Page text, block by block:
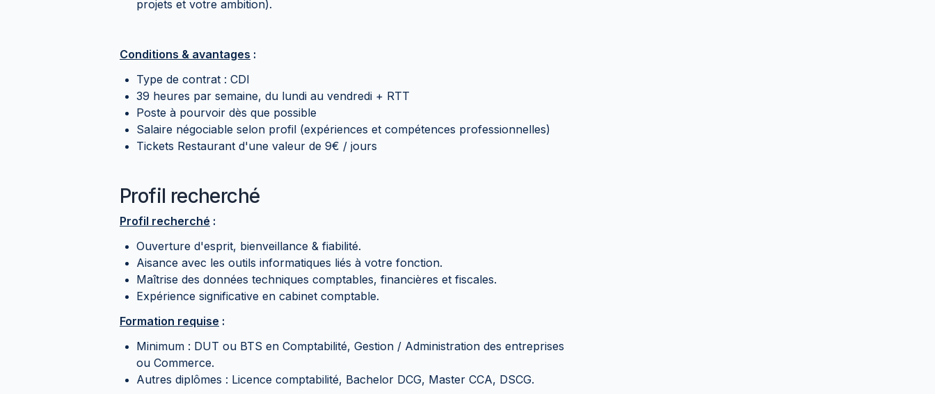
projets et votre ambition).
Conditions & avantages :
Type de contrat : CDI
39 heures par semaine, du lundi au vendredi + RTT
Poste à pourvoir dès que possible
Salaire négociable selon profil (expériences et compétences professionnelles)
Tickets Restaurant d'une valeur de 9€ / jours
Profil recherché
Profil recherché :
Ouverture d'esprit, bienveillance & fiabilité.
Aisance avec les outils informatiques liés à votre fonction.
Maîtrise des données techniques comptables, financières et fiscales.
Expérience significative en cabinet comptable.
Formation requise :
Minimum : DUT ou BTS en Comptabilité, Gestion / Administration des entreprises
ou Commerce.
Autres diplômes : Licence comptabilité, Bachelor DCG, Master CCA, DSCG.